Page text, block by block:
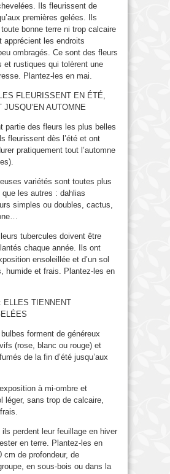
Ils fleurissent de
premières gelées. Ils
bonne terre ni trop calcaire
apprécient les endroits
ombragés. Ce sont des fleurs
et rustiques qui tolèrent une
Plantez-les en mai.
FLEURISSENT EN ÉTÉ,
JUSQU’EN AUTOMNE
partie des fleurs les plus belles
fleurissent dès l’été et ont
pratiquement tout l’automne
variétés sont toutes plus
que les autres : dahlias
simples ou doubles, cactus,
tubercules doivent être
chaque année. Ils ont
ensoleillée et d’un sol
humide et frais. Plantez-les en
ELLES TIENNENT
forment de généreux
(rose, blanc ou rouge) et
de la fin d’été jusqu’aux
à mi-ombre et
léger, sans trop de calcaire,
perdent leur feuillage en hiver
en terre. Plantez-les en
cm de profondeur, de
en sous-bois ou dans la